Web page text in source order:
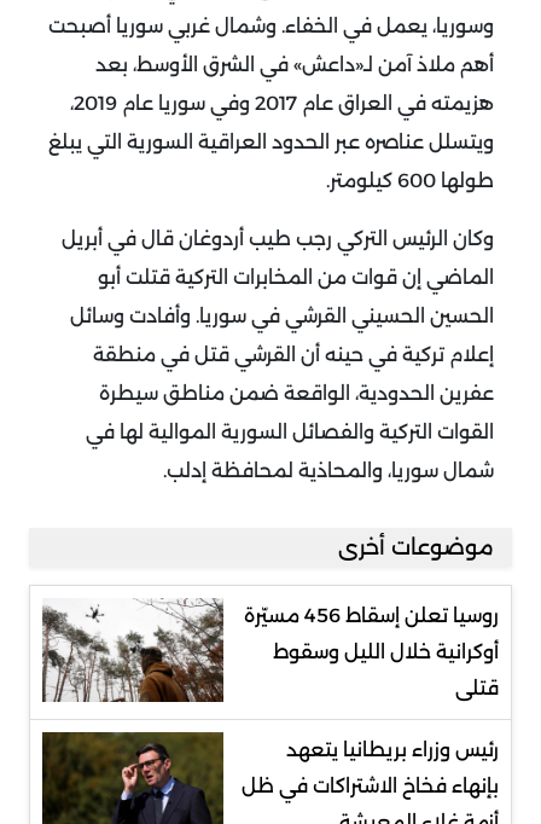
وسوريا، يعمل في الخفاء. وشمال غربي سوريا أصبحت
أهم ملاذ آمن لـ«داعش» في الشرق الأوسط، بعد
هزيمته في العراق عام 2017 وفي سوريا عام 2019،
ويتسلل عناصره عبر الحدود العراقية السورية التي يبلغ
طولها 600 كيلومتر.
وكان الرئيس التركي رجب طيب أردوغان قال في أبريل
الماضي إن قوات من المخابرات التركية قتلت أبو
الحسين الحسيني القرشي في سوريا. وأفادت وسائل
إعلام تركية في حينه أن القرشي قتل في منطقة
عفرين الحدودية، الواقعة ضمن مناطق سيطرة
القوات التركية والفصائل السورية الموالية لها في
شمال سوريا، والمحاذية لمحافظة إدلب.
موضوعات أخرى
روسيا تعلن إسقاط 456 مسيّرة
أوكرانية خلال الليل وسقوط
قتلى
رئيس وزراء بريطانيا يتعهد
بإنهاء فخاخ الاشتراكات في ظل